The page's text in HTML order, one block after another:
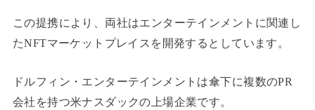
この提携により、両社はエンターテインメントに関連し
たNFTマーケットプレイスを開発するとしています。
ドルフィン・エンターテインメントは傘下に複数のPR
会社を持つ米ナスダックの上場企業です。